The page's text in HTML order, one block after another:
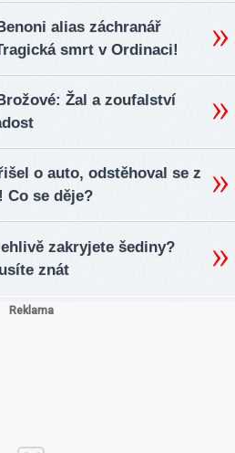
alias záchranář
smrt v Ordinaci!
Žal a zoufalství
o auto, odstěhoval se z
Co se děje?
zakryjete šediny?
znát